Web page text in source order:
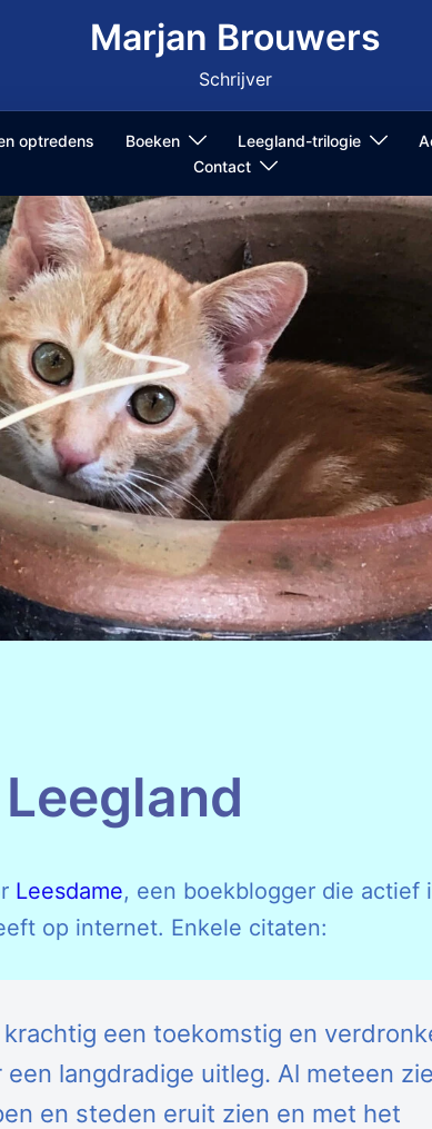
Marjan Brouwers
Schrijver
optredens Boeken Leegland-trilogie
Contact
Leesdame, een boekblogger die actief
op internet. Enkele citaten:
een toekomstig en
langdradige uitleg. Al meteen
en steden eruit zien en met het